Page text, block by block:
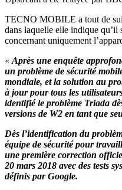
TECNO MOBILE a tout de
dans laquelle elle indique qu’il
concernant uniquement
« Après une enquête
un problème de sécurité
mondiale, et la solution au
à jour pour tous les
identifié le problème Triada
versions de W2 en tant que
Dès l’identification du
équipe de sécurité pour
une première correction
20 mars 2018 avec des tests
définis par Google.